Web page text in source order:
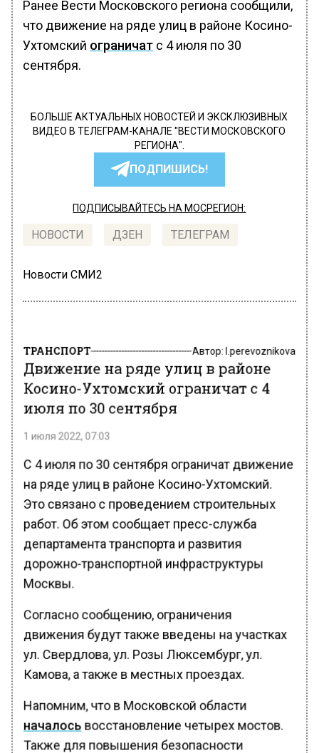
Ранее Вести Московского региона сообщили,
что движение на ряде улиц в районе Косино-
Ухтомский ограничат с 4 июля по 30
сентября.
БОЛЬШЕ АКТУАЛЬНЫХ НОВОСТЕЙ И ЭКСКЛЮЗИВНЫХ
ВИДЕО В ТЕЛЕГРАМ-КАНАЛЕ "ВЕСТИ МОСКОВСКОГО
РЕГИОНА".
ПОДПИШИСЬ!
ПОДПИСЫВАЙТЕСЬ НА МОСРЕГИОН:
НОВОСТИ ДЗЕН ТЕЛЕГРАМ
Новости СМИ2
ТРАНСПОРТ Автор: l.perevoznikova
Движение на ряде улиц в районе
Косино-Ухтомский ограничат с 4
июля по 30 сентября
1 июля 2022, 07:03
С 4 июля по 30 сентября ограничат движение
на ряде улиц в районе Косино-Ухтомский.
Это связано с проведением строительных
работ. Об этом сообщает пресс-служба
департамента транспорта и развития
дорожно-транспортной инфраструктуры
Москвы.
Согласно сообщению, ограничения
движения будут также введены на участках
ул. Свердлова, ул. Розы Люксембург, ул.
Камова, а также в местных проездах.
Напомним, что в Московской области
началось восстановление четырех мостов.
Также для повышения безопасности